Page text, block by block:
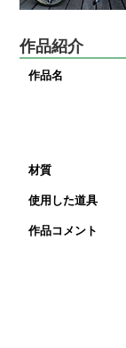
作品紹介
作品名
材質
使用した道具
作品コメント